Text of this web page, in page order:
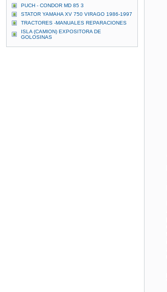
PUCH - CONDOR MD 85 3
STATOR YAMAHA XV 750 VIRAGO 1986-1997
TRACTORES -MANUALES REPARACIONES
ISLA (CAMION) EXPOSITORA DE
GOLOSINAS